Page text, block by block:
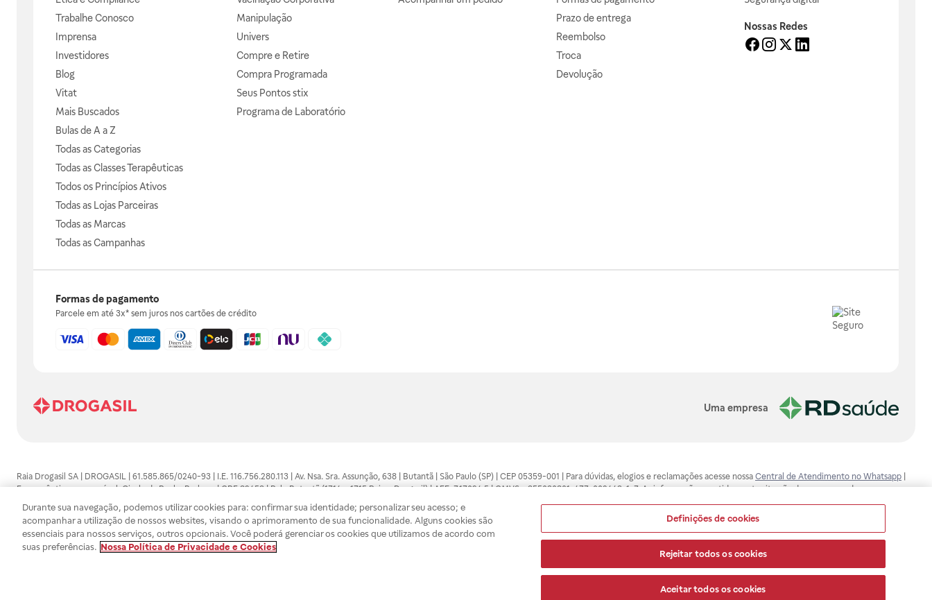
Trabalhe Conosco
Imprensa
Investidores
Blog
Vitat
Mais Buscados
Bulas de A a Z
Todas as Categorias
Todas as Classes Terapêuticas
Todos os Princípios Ativos
Todas as Lojas Parceiras
Todas as Marcas
Todas as Campanhas
Manipulação
Univers
Compre e Retire
Compra Programada
Seus Pontos stix
Programa de Laboratório
Prazo de entrega
Reembolso
Troca
Devolução
Nossas Redes
Formas de pagamento
Parcele em até 3x* sem juros nos cartões de crédito
Uma empresa
Raia Drogasil SA | DROGASIL | 61.585.865/0240-93 | I.E. 116.756.280.113 | Av. Nsa. Sra. Assunção, 638 | Butantã | São Paulo (SP) | CEP 05359-001 | Para dúvidas, elogios e reclamações acesse nossa Central de Atendimento no Whatsapp
Farmacêutico responsável: Gisele da Penha Barbosa | CRF 89453 | Polo Butantã (1714 e 1715 Raia e Drogasil) | AFE: 7.17094.5 | CMVS - 355030801-477-002443-1-7. As informações contidas neste site não devem ser usadas para
automedicação e não substituem, em hipótese alguma, as orientações dadas pelo profissional da área médica. Somente o médico está apto a diagnosticar qualquer problema de saúde e prescrever o tratamento adequado. Ao
persistirem os sintomas, um médico deverá ser consultado. Os preços e promoções divulgados no site são válidos apenas para compras feitas pela internet. Maiores esclarecimentos, consultar o site: www.anvisa.gov.br. A Raia Drogasil
SA trabalha com as tecnologias mais avançadas de proteção de dados, para que você possa realizar suas compras com tranquilidade. A privacidade e a segurança dos clientes são compromissos da Raia Drogasil SA. Todos os pedidos
efetuados estão sujeitos à confirmação da disponibilidade de produto em nosso estoque.
Durante sua navegação, podemos utilizar cookies para: confirmar sua identidade; personalizar seu acesso; e
acompanhar a utilização de nossos websites, visando o aprimoramento de sua funcionalidade. Alguns cookies são
essenciais para nossos serviços, outros opcionais. Você poderá gerenciar os cookies que utilizamos de acordo com
suas preferências. Nossa Política de Privacidade e Cookies
Definições de cookies
Rejeitar todos os cookies
Aceitar todos os cookies